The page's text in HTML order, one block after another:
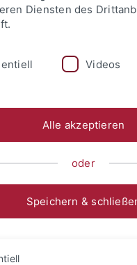
Universität Tübingen,
Diensten des
Videos
Alle akzeptieren
oder
Speichern &